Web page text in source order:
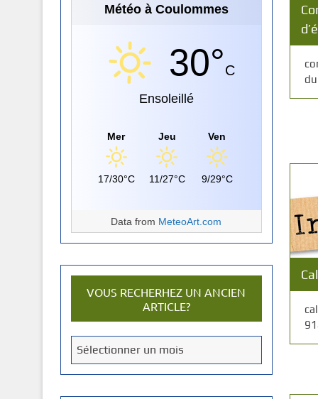
Météo à Coulommes
30°C
Ensoleillé
Mer
17/30°C
Jeu
11/27°C
Ven
9/29°C
Data from MeteoArt.com
VOUS RECHERHEZ UN ANCIEN
ARTICLE?
o
u
s
Sélectionner un mois